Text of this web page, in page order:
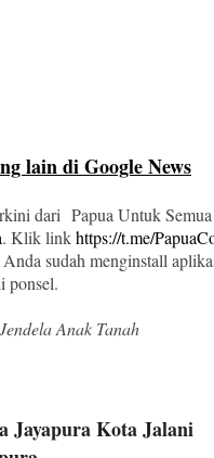
lain di Google News
dari Papua Untuk
. Klik linkhttps://t.me/
sudah menginstall
ponsel.
Anak Tanah
Jayapura Kota Jalani